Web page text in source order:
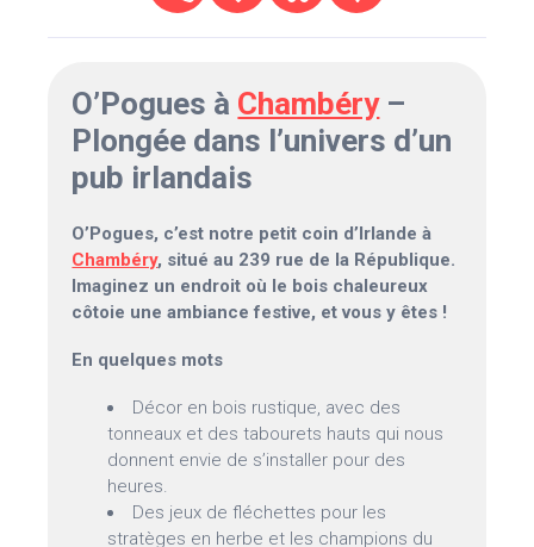
O’Pogues à Chambéry–
Plongée dans l’univers d’un
pub irlandais
O’Pogues, c’est notre petit coin d’Irlande à
Chambéry, situé au 239 rue de la République.
Imaginez un endroit où le bois chaleureux
côtoie une ambiance festive, et vous y êtes !
En quelques mots
Décor en bois rustique, avec des
tonneaux et des tabourets hauts qui nous
donnent envie de s’installer pour des
heures.
Des jeux de fléchettes pour les
stratèges en herbe et les champions du